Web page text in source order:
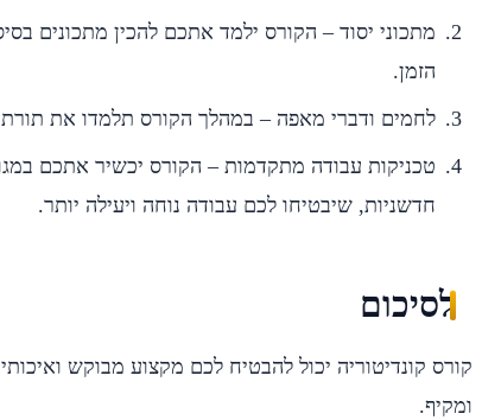
מתכוני יסוד – הקורס ילמד אתכם להכין מתכונים
הזמן.
לחמים ודברי מאפה – במהלך הקורס תלמדו את תורת
טכניקות עבודה מתקדמות – הקורס יכשיר אתכם
חדשניות, שיבטיחו לכם עבודה נוחה ויעילה יותר.
לסיכום
קורס קונדיטוריה יכול להבטיח לכם מקצוע מבוקש
ומקיף.